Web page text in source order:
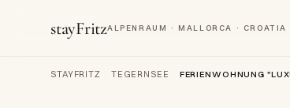
stayFritzALPENRAUM · MALLORCA · CROATIA
STAYFRITZ TEGERNSEE